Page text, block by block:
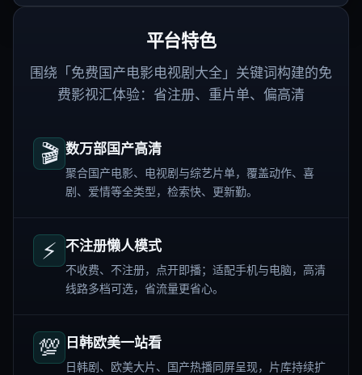
平台特色
围绕「免费国产电影电视剧大全」关键词构建的免
费影视汇体验：省注册、重片单、偏高清
🎬 数万部国产高清
聚合国产电影、电视剧与综艺片单，覆盖动作、喜
剧、爱情等全类型，检索快、更新勤。
⚡ 不注册懒人模式
不收费、不注册，点开即播；适配手机与电脑，高清
线路多档可选，省流量更省心。
💯 日韩欧美一站看
日韩剧、欧美大片、国产热播同屏呈现，片库持续扩